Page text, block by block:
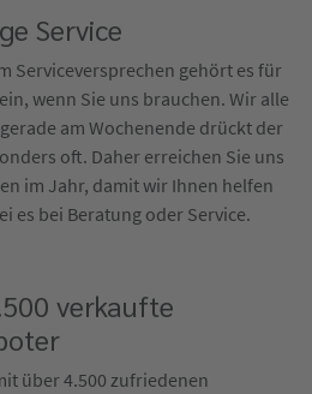
Service
Serviceversprechen gehört es für
wenn Sie uns brauchen. Wir alle
am Wochenende drückt der
oft. Daher erreichen Sie uns
im Jahr, damit wir Ihnen helfen
es bei Beratung oder Service.
verkaufte
über 4.500 zufriedenen